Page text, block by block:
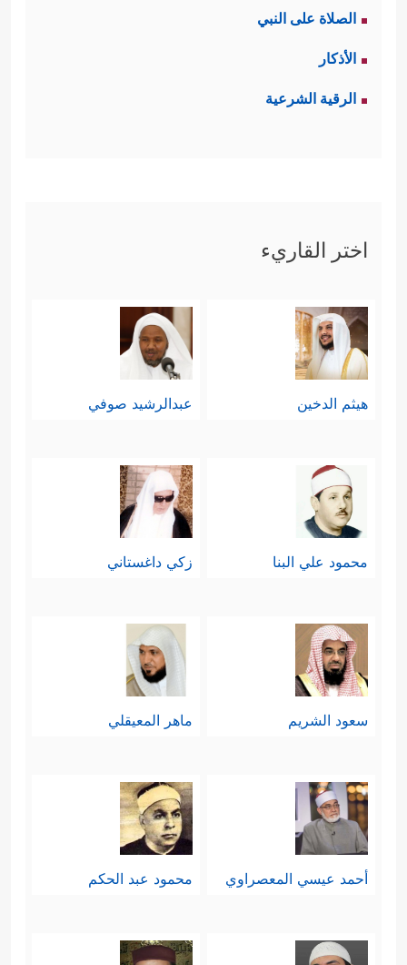
الصلاة على النبي
الأذكار
الرقية الشرعية
اختر القاريء
هيثم الدخين عبدالرشيد صوفي
محمود علي البنا زكي داغستاني
سعود الشريم ماهر المعيقلي
أحمد عيسي المعصراوي محمود عبد الحكم